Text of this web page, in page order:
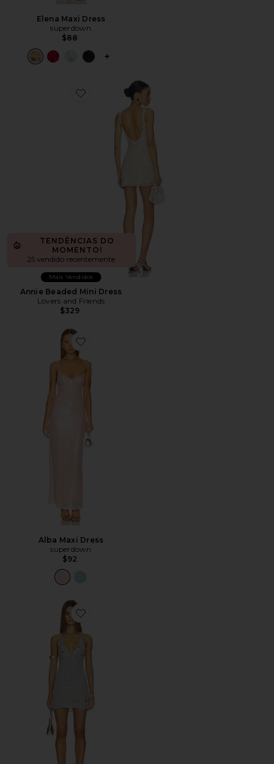
Elena Maxi Dress
superdown
$88
PLUS ICON TO SEE MORE OPTIONS
Favorite Annie Beaded Mini Dress
TENDÊNCIAS DO
MOMENTO!
25 vendido recentemente
Mais Vendidos
Annie Beaded Mini Dress
Lovers and Friends
$329
Favorite Alba Maxi Dress
Alba Maxi Dress
superdown
$92
Favorite Knoxlee Mini Dress